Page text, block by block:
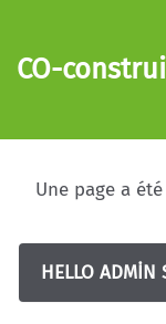
Aller au
CO-
Une page a
HELLO ADMİN